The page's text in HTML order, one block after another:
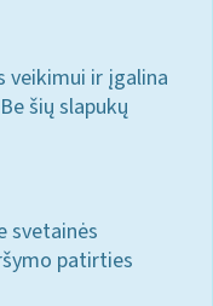
veikimui ir įgalina
šių slapukų
svetainės
patirties